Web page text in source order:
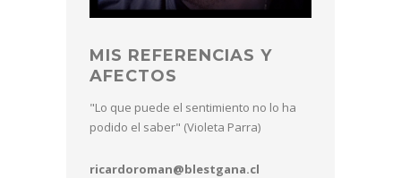
MIS REFERENCIAS Y
AFECTOS
"Lo que puede el sentimiento no lo ha
podido el saber" (Violeta Parra)
ricardoroman@blestgana.cl